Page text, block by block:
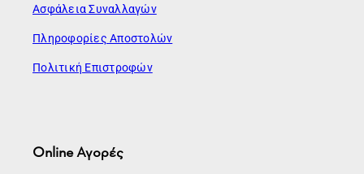
Ασφάλεια Συναλλαγών
Πληροφορίες Αποστολών
Πολιτική Επιστροφών
Online Αγορές